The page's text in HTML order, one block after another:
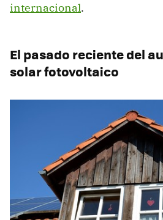
internacional.
El pasado reciente del
solar fotovoltaico